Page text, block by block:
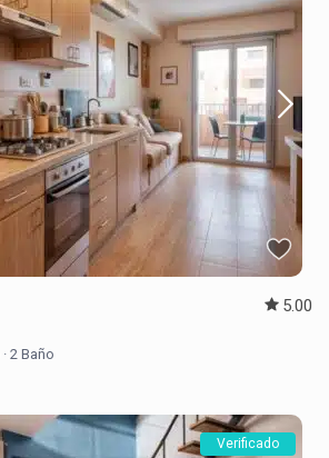
5.00
· 2 Baño
Verificado